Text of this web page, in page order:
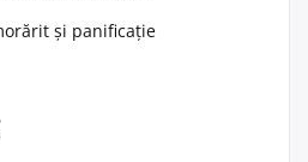
și panificație